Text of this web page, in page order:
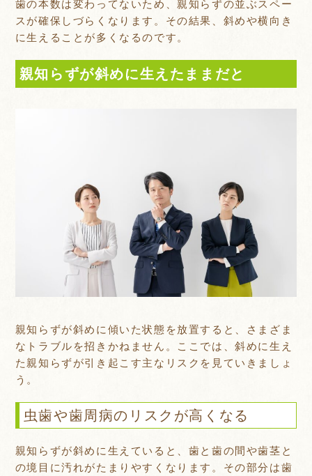
歯の本数は変わってないため、親知らずの並ぶスペー
スが確保しづらくなります。その結果、斜めや横向き
に生えることが多くなるのです。
親知らずが斜めに生えたままだと
親知らずが斜めに傾いた状態を放置すると、さまざま
なトラブルを招きかねません。ここでは、斜めに生え
た親知らずが引き起こす主なリスクを見ていきましょ
う。
虫歯や歯周病のリスクが高くなる
親知らずが斜めに生えていると、歯と歯の間や歯茎と
の境目に汚れがたまりやすくなります。その部分は歯